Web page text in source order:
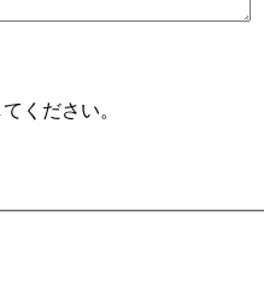
ください。